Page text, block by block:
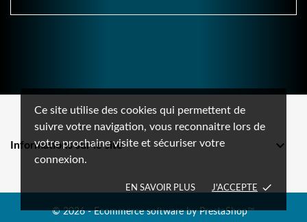
Ce site utilise des cookies qui permettent de
suivre votre navigation, vous reconnaitre lors de
votre prochaine visite et sécuriser votre
connexion.
EN SAVOIR PLUS J'ACCEPTE done
Informations sur le site 
© 2026 - Ecommerce software by PrestaShop™